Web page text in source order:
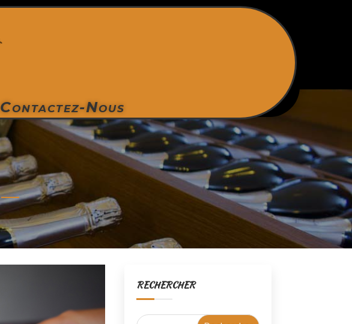
Contactez-Nous
RECHERCHER